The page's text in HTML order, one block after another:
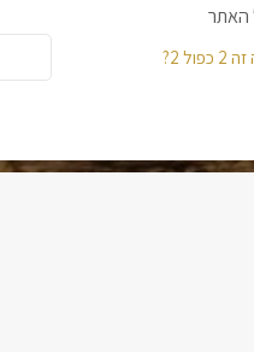
האתר
2?